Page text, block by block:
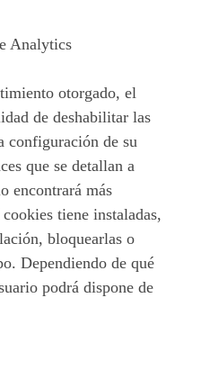
Analytics
otorgado, el
de deshabilitar las
configuración de su
que se detallan a
encontrará más
tiene instaladas,
bloquearlas o
Dependiendo de qué
podrá dispone de